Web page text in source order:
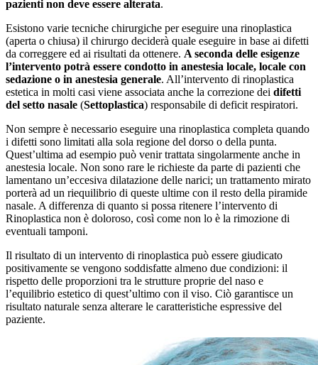
pazienti non deve essere alterata.
Esistono varie tecniche chirurgiche per eseguire una rinoplastica
(aperta o chiusa) il chirurgo deciderà quale eseguire in base ai difetti
da correggere ed ai risultati da ottenere. A seconda delle esigenze
l’intervento potrà essere condotto in anestesia locale, locale con
sedazione o in anestesia generale. All’intervento di rinoplastica
estetica in molti casi viene associata anche la correzione dei difetti
del setto nasale (Settoplastica) responsabile di deficit respiratori.
Non sempre è necessario eseguire una rinoplastica completa quando
i difetti sono limitati alla sola regione del dorso o della punta.
Quest’ultima ad esempio può venir trattata singolarmente anche in
anestesia locale. Non sono rare le richieste da parte di pazienti che
lamentano un’eccesiva dilatazione delle narici; un trattamento mirato
porterà ad un riequilibrio di queste ultime con il resto della piramide
nasale. A differenza di quanto si possa ritenere l’intervento di
Rinoplastica non è doloroso, così come non lo è la rimozione di
eventuali tamponi.
Il risultato di un intervento di rinoplastica può essere giudicato
positivamente se vengono soddisfatte almeno due condizioni: il
rispetto delle proporzioni tra le strutture proprie del naso e
l’equilibrio estetico di quest’ultimo con il viso. Ciò garantisce un
risultato naturale senza alterare le caratteristiche espressive del
paziente.